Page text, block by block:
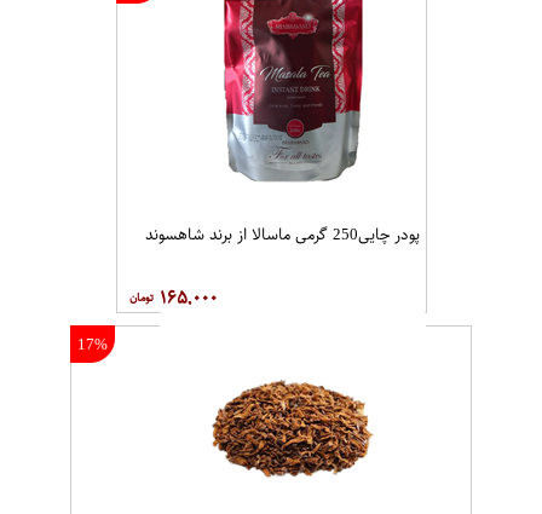
پودر چایی250 گرمی ماسالا از برند شاهسوند
۱۶۵,۰۰۰
17%